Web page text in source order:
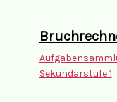
Sekundarstufe 1